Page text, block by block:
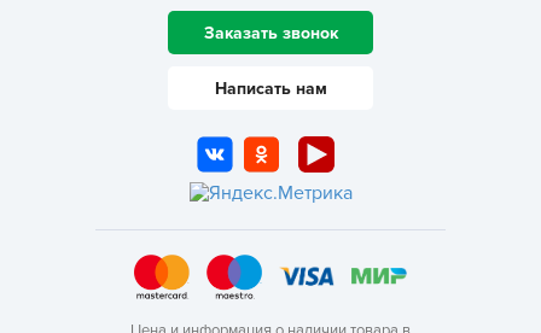
Заказать звонок
Написать нам